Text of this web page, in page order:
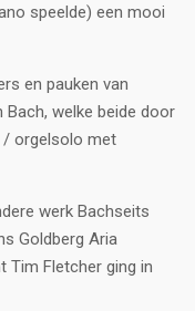
speelde) een mooi
en pauken van
welke beide door
/ orgelsolo met
werk Bachseits
Goldberg Aria
Tim Fletcher ging in